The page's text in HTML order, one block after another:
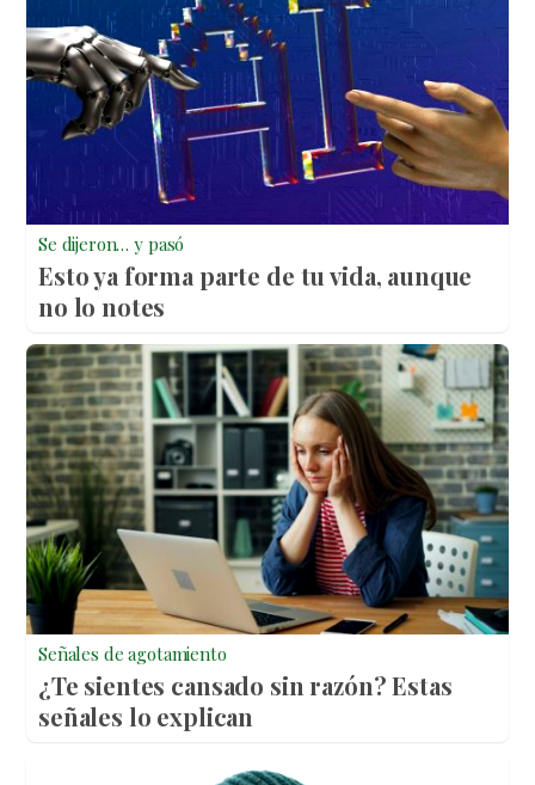
Se dijeron… y pasó
Esto ya forma parte de tu vida, aunque
no lo notes
Señales de agotamiento
¿Te sientes cansado sin razón? Estas
señales lo explican